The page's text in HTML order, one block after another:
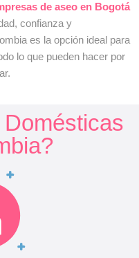
de aseo en Bogotá
confianza y
es la opción ideal para
lo que pueden hacer por